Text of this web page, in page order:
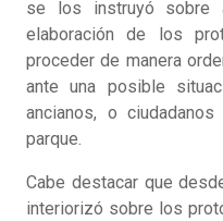
se los instruyó sobre
elaboración de los
proceder de manera
ante una posible
ancianos, o
parque.
Cabe destacar que
interiorizó sobre los